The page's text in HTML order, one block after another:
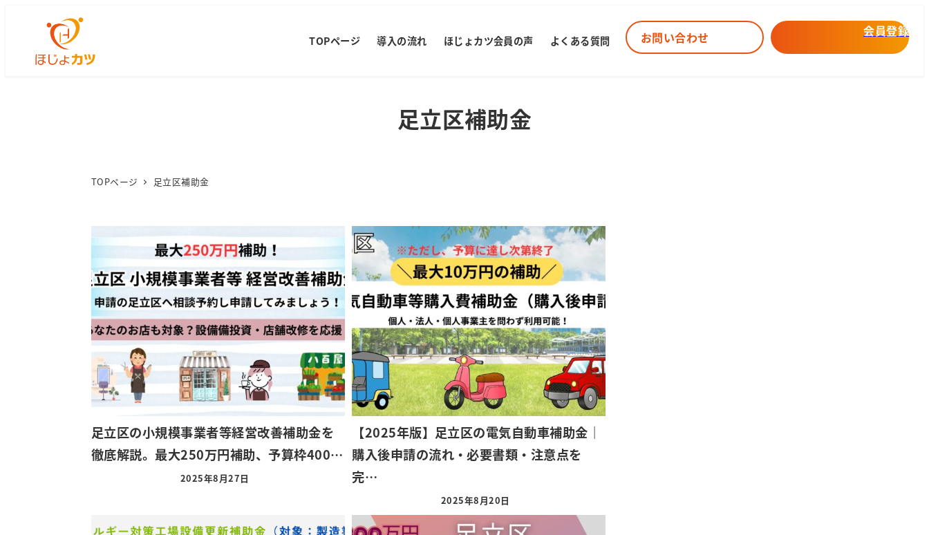
TOPページ 導入の流れ ほじょカツ会員の声 よくある質問 お問い合わせ 会員登録
足立区補助金
TOPページ 足立区補助金
足立区の小規模事業者等経営改善補助金を
徹底解説。最大250万円補助、予算枠400…
2025年8月27日
【2025年版】足立区の電気自動車補助金｜
購入後申請の流れ・必要書類・注意点を
完…
2025年8月20日